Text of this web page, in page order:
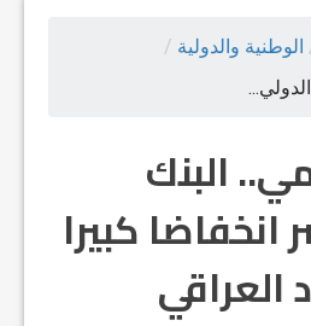
الوطنية والدولية /
البنك
انخفاضا كبيرا
العراقي